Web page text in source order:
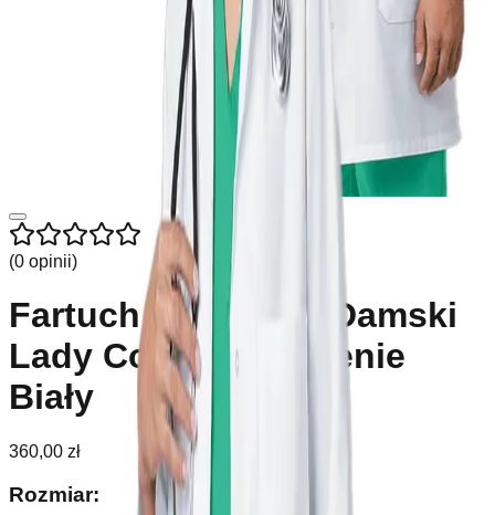
(0 opinii)
Fartuch Medyczny Damski
Lady Co Trzy Kieszenie
Biały
360,00 zł
Rozmiar: